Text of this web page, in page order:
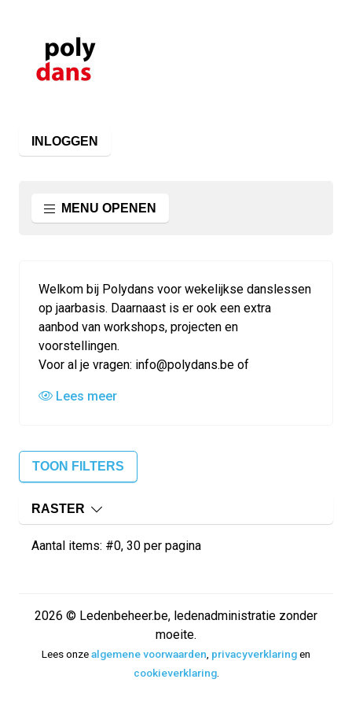
INLOGGEN
MENU OPENEN
Welkom bij Polydans voor wekelijkse danslessen
op jaarbasis. Daarnaast is er ook een extra
aanbod van workshops, projecten en
voorstellingen.
Voor al je vragen: info@polydans.be of
Lees meer
TOON FILTERS
RASTER
Aantal items: #0, 30 per pagina
2026 © Ledenbeheer.be, ledenadministratie zonder
moeite.
Lees onzealgemene voorwaarden privacyverklaringen
cookieverklaring.